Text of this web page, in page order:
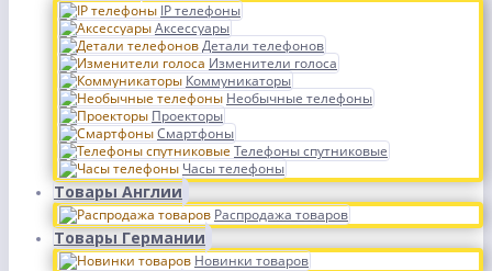
IP телефоны
Аксессуары
Детали телефонов
Изменители голоса
Коммуникаторы
Необычные телефоны
Проекторы
Смартфоны
Телефоны спутниковые
Часы телефоны
Товары Англии
Распродажа товаров
Товары Германии
Новинки товаров